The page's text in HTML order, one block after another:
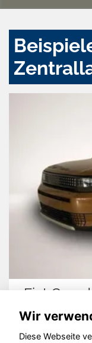
Fiat
Wir
Diese Webseite